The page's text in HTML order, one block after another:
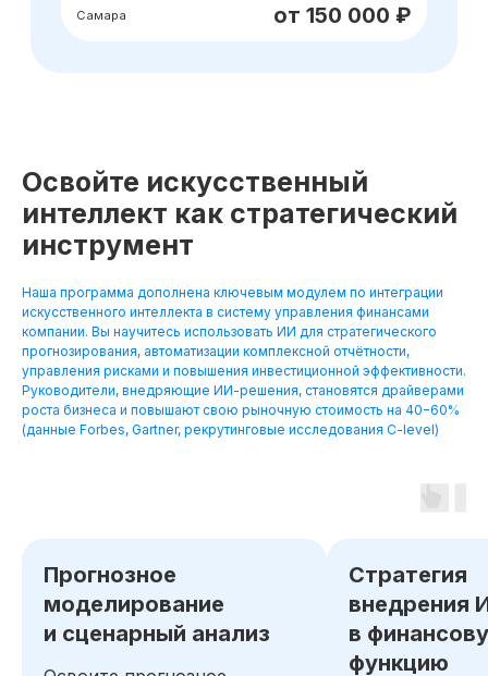
Освойте искусственный
интеллект как стратегический
инструмент
Наша программа дополнена ключевым модулем по интеграции
искусственного интеллекта в систему управления финансами
компании. Вы научитесь использовать ИИ для стратегического
прогнозирования, автоматизации комплексной отчётности,
управления рисками и повышения инвестиционной эффективности.
Руководители, внедряющие ИИ-решения, становятся драйверами
роста бизнеса и повышают свою рыночную стоимость на 40−60%
(данные Forbes, Gartner, рекрутинговые исследования C-level)
Прогнозное
моделирование
и сценарный анализ
Стратегия
внедрения
в
функцию
Хотите понять,
оценить качество программы,
обоснованное решение без лишних
сомнений